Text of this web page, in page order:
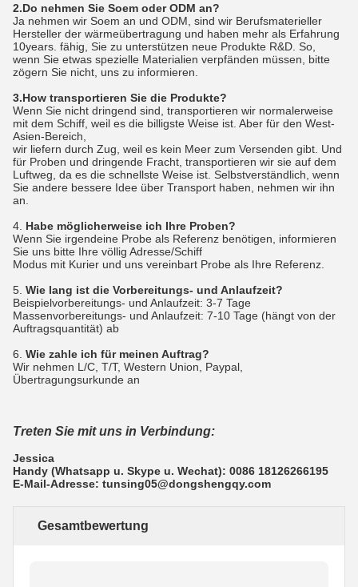
2.Do nehmen Sie Soem oder ODM an?
Ja nehmen wir Soem an und ODM, sind wir Berufsmaterieller
Hersteller der wärmeübertragung und haben mehr als Erfahrung
10years. fähig, Sie zu unterstützen neue Produkte R&D. So,
wenn Sie etwas spezielle Materialien verpfänden müssen, bitte
zögern Sie nicht, uns zu informieren.
3.How transportieren Sie die Produkte?
Wenn Sie nicht dringend sind, transportieren wir normalerweise
mit dem Schiff, weil es die billigste Weise ist. Aber für den West-
Asien-Bereich,
wir liefern durch Zug, weil es kein Meer zum Versenden gibt. Und
für Proben und dringende Fracht, transportieren wir sie auf dem
Luftweg, da es die schnellste Weise ist. Selbstverständlich, wenn
Sie andere bessere Idee über Transport haben, nehmen wir ihn
an.
4. Habe möglicherweise ich Ihre Proben?
Wenn Sie irgendeine Probe als Referenz benötigen, informieren
Sie uns bitte Ihre völlig Adresse/Schiff
Modus mit Kurier und uns vereinbart Probe als Ihre Referenz.
5. Wie lang ist die Vorbereitungs- und Anlaufzeit?
Beispielvorbereitungs- und Anlaufzeit: 3-7 Tage
Massenvorbereitungs- und Anlaufzeit: 7-10 Tage (hängt von der
Auftragsquantität) ab
6. Wie zahle ich für meinen Auftrag?
Wir nehmen L/C, T/T, Western Union, Paypal,
Übertragungsurkunde an
Treten Sie mit uns in Verbindung:
Jessica
Handy (Whatsapp u. Skype u. Wechat): 0086 18126266195
E-Mail-Adresse: tunsing05@dongshengqy.com
Gesamtbewertung